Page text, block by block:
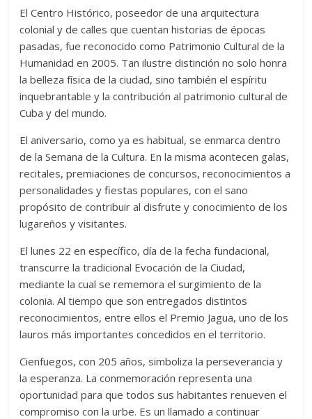
El Centro Histórico, poseedor de una arquitectura
colonial y de calles que cuentan historias de épocas
pasadas, fue reconocido como Patrimonio Cultural de la
Humanidad en 2005. Tan ilustre distinción no solo honra
la belleza física de la ciudad, sino también el espíritu
inquebrantable y la contribución al patrimonio cultural de
Cuba y del mundo.
El aniversario, como ya es habitual, se enmarca dentro
de la Semana de la Cultura. En la misma acontecen galas,
recitales, premiaciones de concursos, reconocimientos a
personalidades y fiestas populares, con el sano
propósito de contribuir al disfrute y conocimiento de los
lugareños y visitantes.
El lunes 22 en específico, día de la fecha fundacional,
transcurre la tradicional Evocación de la Ciudad,
mediante la cual se rememora el surgimiento de la
colonia. Al tiempo que son entregados distintos
reconocimientos, entre ellos el Premio Jagua, uno de los
lauros más importantes concedidos en el territorio.
Cienfuegos, con 205 años, simboliza la perseverancia y
la esperanza. La conmemoración representa una
oportunidad para que todos sus habitantes renueven el
compromiso con la urbe. Es un llamado a continuar